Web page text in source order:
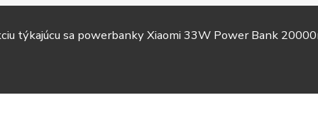
týkajúcu sa powerbanky Xiaomi 33W Power Bank